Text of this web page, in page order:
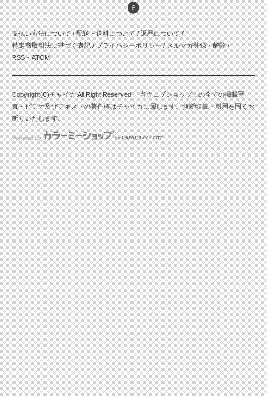
支払い方法について/ 配送・送料について/ 返品について/
特定商取引法に基づく表記/ プライバシーポリシー/ メルマガ登録・解除/
RSS・ATOM
Copyright(C)チャイカ All Right Reserved. 当ウェブショップ上の全ての掲載写
真・ビデオ及びテキストの著作権はチャイカに属します。無断転載・引用を固くお
断りいたします。
Powered by